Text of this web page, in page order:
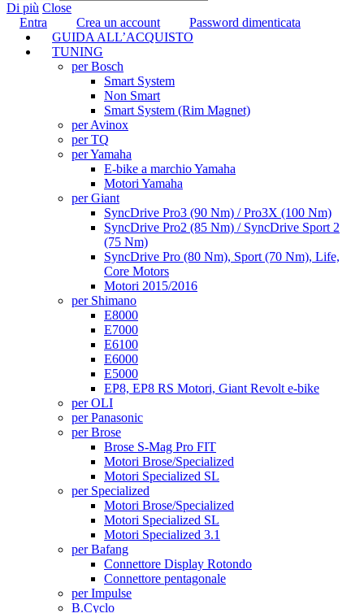
Di più Close
Entra
Crea un account
Password dimenticata
GUIDA ALL’ACQUISTO
TUNING
per Bosch
Smart System
Non Smart
Smart System (Rim Magnet)
per Avinox
per TQ
per Yamaha
E-bike a marchio Yamaha
Motori Yamaha
per Giant
SyncDrive Pro3 (90 Nm) / Pro3X (100 Nm)
SyncDrive Pro2 (85 Nm) / SyncDrive Sport 2
(75 Nm)
SyncDrive Pro (80 Nm), Sport (70 Nm), Life,
Core Motors
Motori 2015/2016
per Shimano
E8000
E7000
E6100
E6000
E5000
EP8, EP8 RS Motori, Giant Revolt e-bike
per OLI
per Panasonic
per Brose
Brose S-Mag Pro FIT
Motori Brose/Specialized
Motori Specialized SL
per Specialized
Motori Brose/Specialized
Motori Specialized SL
Motori Specialized 3.1
per Bafang
Connettore Display Rotondo
Connettore pentagonale
per Impulse
B.Cyclo